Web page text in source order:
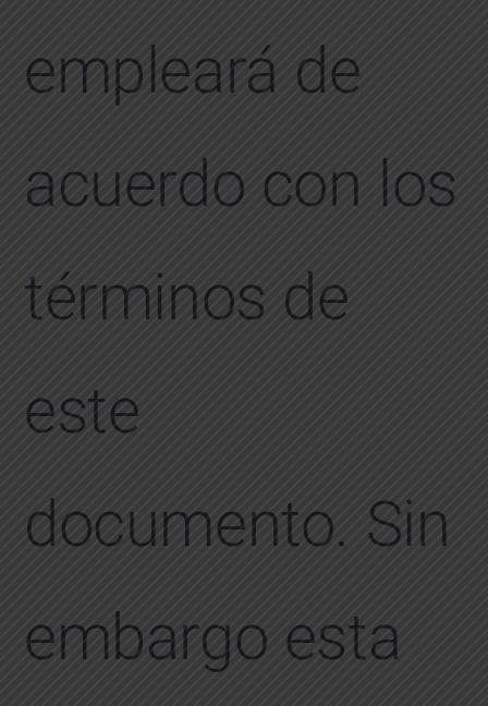
empleará de
acuerdo con los
términos de
este
documento. Sin
embargo esta